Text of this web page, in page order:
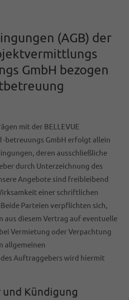
(AGB) der
GmbH bezogen
mit der BELLEVUE
betreuungs GmbH erfolgt allein
deren ausschließliche
durch Unterzeichnung des
Angebote sind freibleibend
einer schriftlichen
Parteien verpflichten sich,
aus diesem Vertrag auf eventuelle
Vermietung oder Verpachtung
allgemeinen
Auftraggebers wird hiermit
und Kündigung